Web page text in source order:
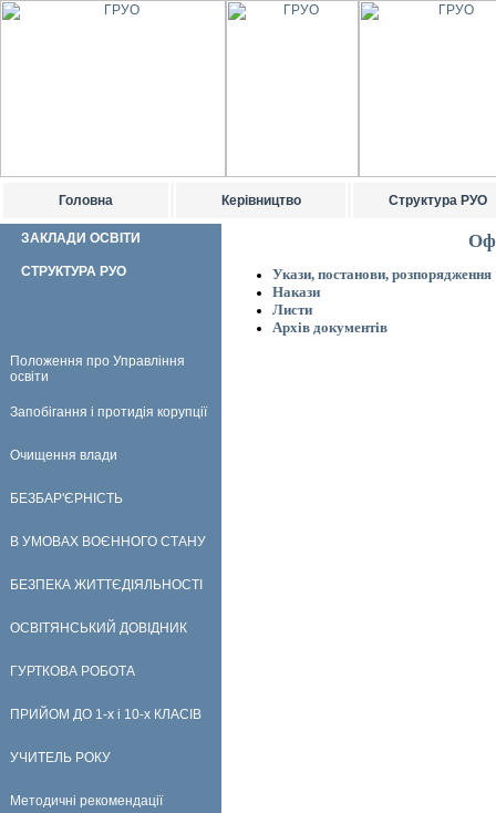
Головна Керівництво Структура РУО
ЗАКЛАДИ ОСВІТИ
СТРУКТУРА РУО
Положення про Управління
освіти
Запобігання і протидія корупції
Очищення влади
БЕЗБАР'ЄРНІСТЬ
В УМОВАХ ВОЄННОГО СТАНУ
БЕЗПЕКА ЖИТТЄДІЯЛЬНОСТІ
ОСВІТЯНСЬКИЙ ДОВІДНИК
ГУРТКОВА РОБОТА
ПРИЙОМ ДО 1-х і 10-х КЛАСІВ
УЧИТЕЛЬ РОКУ
Методичні рекомендації
Укази, постанови, розпорядження
Накази
Листи
Архів документів